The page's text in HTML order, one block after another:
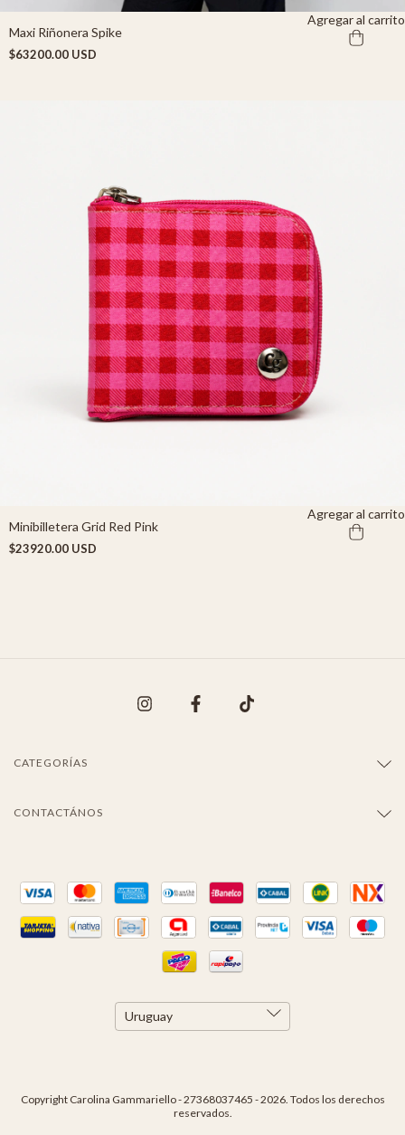
Maxi Riñonera Spike
$63200.00 USD
Agregar al carrito
Minibilletera Grid Red Pink
$23920.00 USD
Agregar al carrito
CATEGORÍAS
CONTACTÁNOS
Copyright Carolina Gammariello - 27368037465 - 2026. Todos los derechos
reservados.